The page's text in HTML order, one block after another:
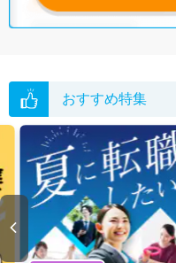
グした上で求人をご提案いたし
ご希望条件がまだ定まっていな
い。
おすすめ特集